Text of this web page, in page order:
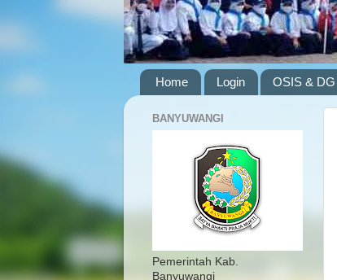
Home Login OSIS & DG
BANYUWANGI
Pemerintah Kab.
Banyuwangi